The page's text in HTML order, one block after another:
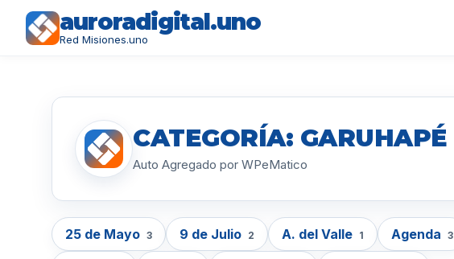
auroradigital.uno
Red Misiones.uno
CATEGORÍA: GARUHAPÉ
Auto Agregado por WPeMatico
25 de Mayo 3 9 de Julio 2 A. del Valle 1 Agenda 3